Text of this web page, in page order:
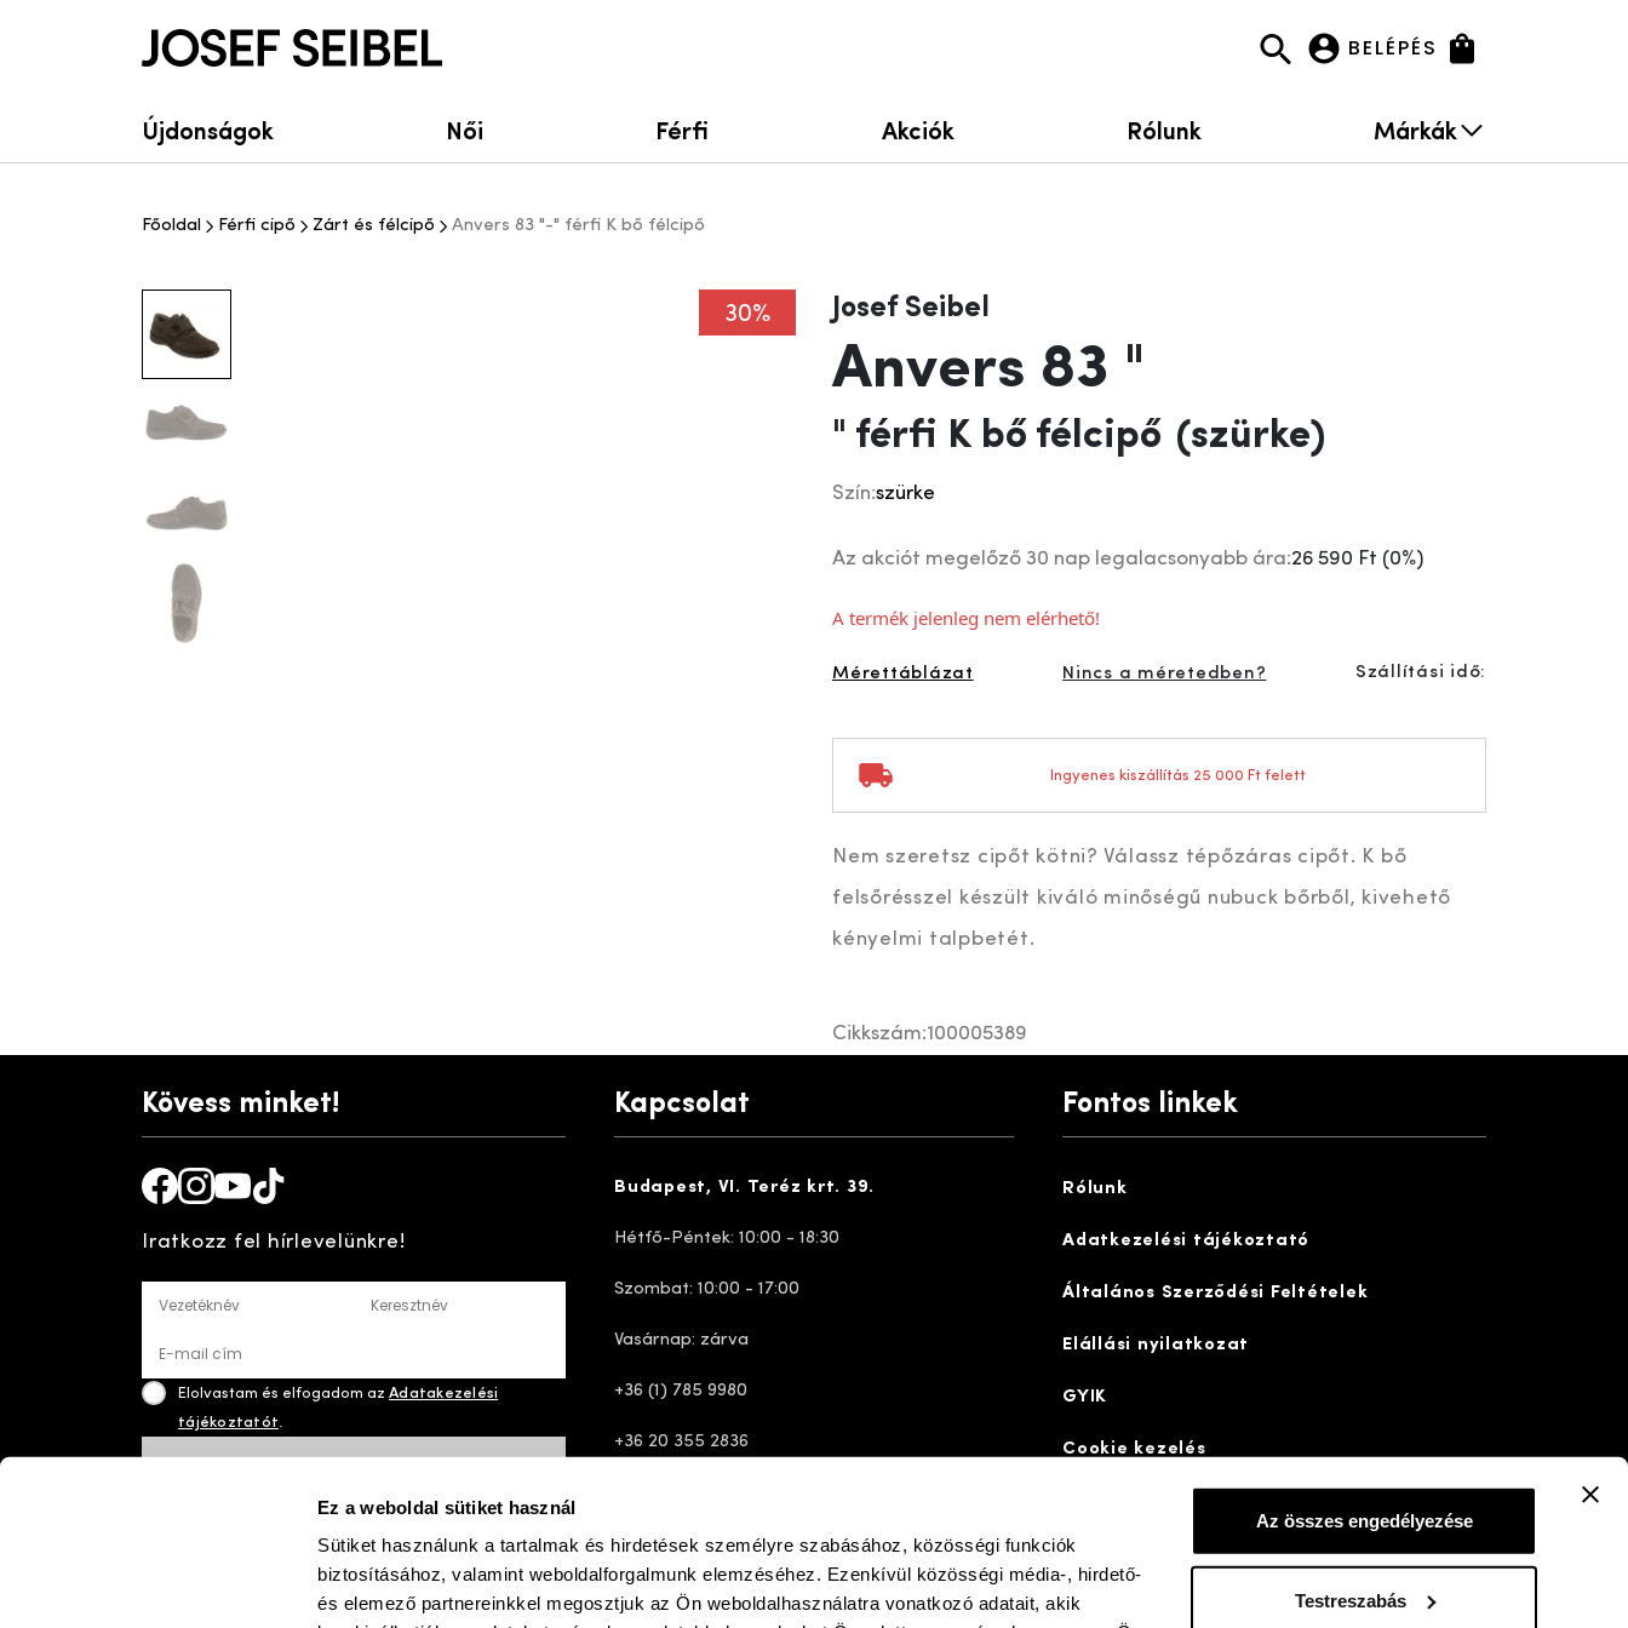
Ez a weboldal sütiket használ
Sütiket használunk a tartalmak és hirdetések személyre szabásához, közösségi funkciók
biztosításához, valamint weboldalforgalmunk elemzéséhez. Ezenkívül közösségi média-, hirdető-
és elemező partnereinkkel megosztjuk az Ön weboldalhasználatra vonatkozó adatait, akik
Az összes engedélyezése
Testreszabás
Josef Seibel Webshop BELÉPÉS
Újdonságok Női Férfi Akciók Rólunk Márkák
Főoldal Férfi cipő Zárt és félcipő Anvers 83 "-" férfi K bő félcipő
30% Josef Seibel
Anvers 83 "
" férfi K bő félcipő (szürke)
Szín:szürke
Az akciót megelőző 30 nap legalacsonyabb ára:26 590 Ft (0%)
A termék jelenleg nem elérhető!
Mérettáblázat Nincs a méretedben? Szállítási idő:
Ingyenes kiszállítás 25 000 Ft felett
Nem szeretsz cipőt kötni? Válassz tépőzáras cipőt. K bő
felsőrésszel készült kiváló minőségű nubuck bőrből, kivehető
kényelmi talpbetét.
Cikkszám:100005389
Kövess minket!
Iratkozz fel hírlevelünkre!
Vezetéknév Keresztnév
E-mail cím
Elolvastam és elfogadom az Adatakezelési
tájékoztatót.
Kapcsolat
Budapest, VI. Teréz krt. 39.
Hétfő-Péntek: 10:00 - 18:30
Szombat: 10:00 - 17:00
Vasárnap: zárva
+36 (1) 785 9980
+36 20 355 2836
Fontos linkek
Rólunk
Adatkezelési tájékoztató
Általános Szerződési Feltételek
Elállási nyilatkozat
GYIK
Cookie kezelés
payment gateway
|simplepay |
vedd a neten
Készítette: